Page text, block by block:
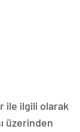
ile ilgili olarak
üzerinden